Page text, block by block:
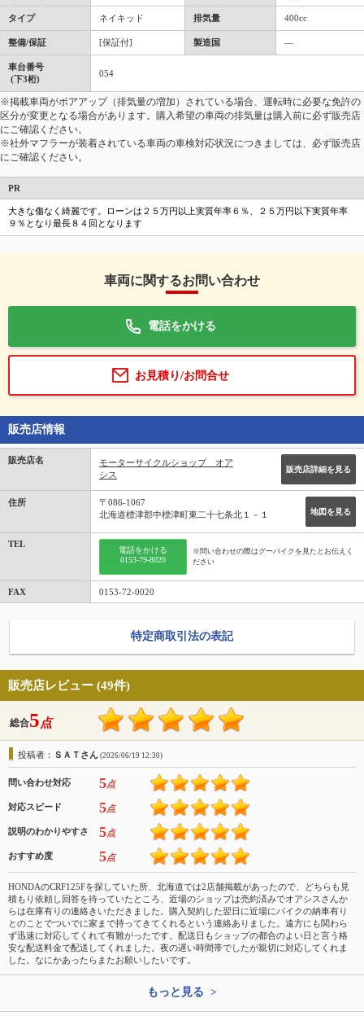
タイプ ネイキッド 排気量 400cc
整備/保証 [保証付] 製造国 ―
車台番号
(下3桁)
054
※掲載車両がボアアップ（排気量の増加）されている場合、運転時に必要な免許の
区分が変更となる場合があります。購入希望の車両の排気量は購入前に必ず販売店
にご確認ください。
※社外マフラーが装着されている車両の車検対応状況につきましては、必ず販売店
にご確認ください。
PR
大きな傷なく綺麗です。ローンは２５万円以上実質年率６％、２５万円以下実質年率
９％となり最長８４回となります
車両に関するお問い合わせ
電話をかける
お見積り/お問合せ
販売店情報
販売店名
モーターサイクルショップ オア
シス
販売店詳細を見る
住所
地図を見る
〒086-1067
北海道標津郡中標津町東二十七条北１－１
TEL
電話をかける
0153-79-8020
※問い合わせの際はグーバイクを見たとお伝えく
ださい
FAX 0153-72-0020
特定商取引法の表記
販売店レビュー (49件)
総合5点
投稿者： ＳＡＴさん (2026/06/19 12:30)
問い合わせ対応 5点
対応スピード 5点
説明のわかりやすさ 5点
おすすめ度 5点
HONDAのCRF125Fを探していた所、北海道では2店舗掲載があったので、どちらも見
積もり依頼し回答を待っていたところ、近場のショップは売約済みでオアシスさんか
らは在庫有りの連絡きいただきました。購入契約した翌日に近場にバイクの納車有り
とのことでついでに家まで持ってきてくれるという連絡ありました。遠方にも関わら
ず迅速に対応してくれて有難がったです。配送日もショップの都合のよい日と言う格
安な配送料金で配送してくれました。夜の遅い時間帯でしたが親切に対応してくれま
した。なにかあったらまたお願いしたいです。
もっと見る >